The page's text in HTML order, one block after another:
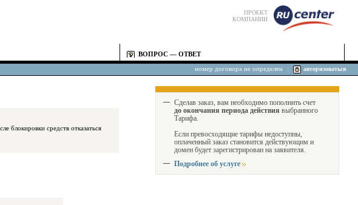
ПРОЕКТ
КОМПАНИИ
ВОПРОС — ОТВЕТ
номер договора не определен авторизоваться
Сделав заказ, вам необходимо пополнить счет
до окончания периода действия выбранного
Тарифа.
Если превосходящие тарифы недоступны,
оплаченный заказ становится действующим и
домен будет зарегистрирован на заявителя.
Подробнее об услуге